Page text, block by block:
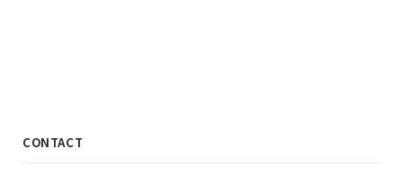
CONTACT